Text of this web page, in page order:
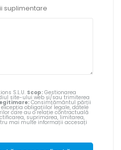
suplimentare
S.L.U. Scop: Gestionarea
site-ului web și/sau trimiterea
Consimțământul părții
excepția obligațiilor legale, datele
care au o relație contractuală
suprimarea, limitarea,
mai multe informații accesați